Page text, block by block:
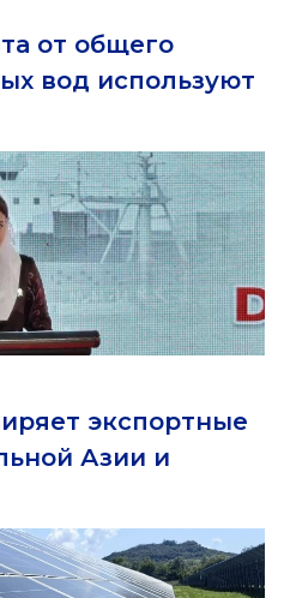
от общего
вод используют
экспортные
Азии и